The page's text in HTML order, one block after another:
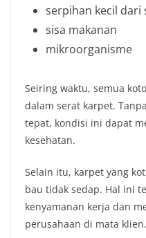
serpihan kecil dari
sisa makanan
mikroorganisme
Seiring waktu, semua
dalam serat karpet.
tepat, kondisi ini dapat
kesehatan.
Selain itu, karpet yang
bau tidak sedap. Hal ini
kenyamanan kerja dan
perusahaan di mata klien.